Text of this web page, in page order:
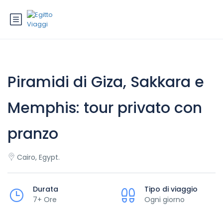
Piramidi di Giza, Sakkara e
Memphis: tour privato con
pranzo
Cairo, Egypt.
Durata
7+ Ore
Tipo di viaggio
Ogni giorno